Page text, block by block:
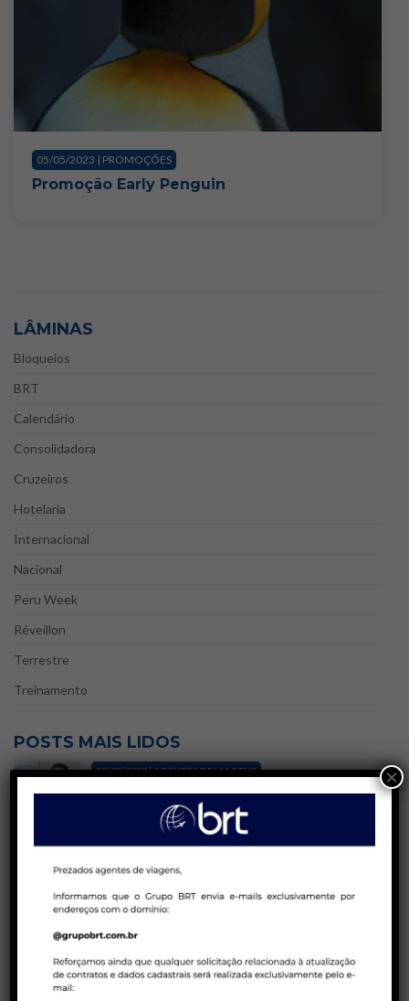
05/05/2023 | PROMOÇÕES
Promoção Early Penguin
LÂMINAS
Bloqueios
BRT
Calendário
Consolidadora
Cruzeiros
Hotelaria
Internacional
Nacional
Peru Week
Réveillon
Terrestre
Treinamento
POSTS MAIS LIDOS
25/08/2023 | AGENTES DE VIAGENS
Blá, blá, blá! Agente de Viagens | Gatilhos
mentais e técnicas de persuasão na
venda de pacotes de viagens!
Tarifas promocionais em executiva – Air
Canada
23/01/2023 | BRT CONSOLIDADORA
Política de ADMs Latam para reservas em
duplicidades
×